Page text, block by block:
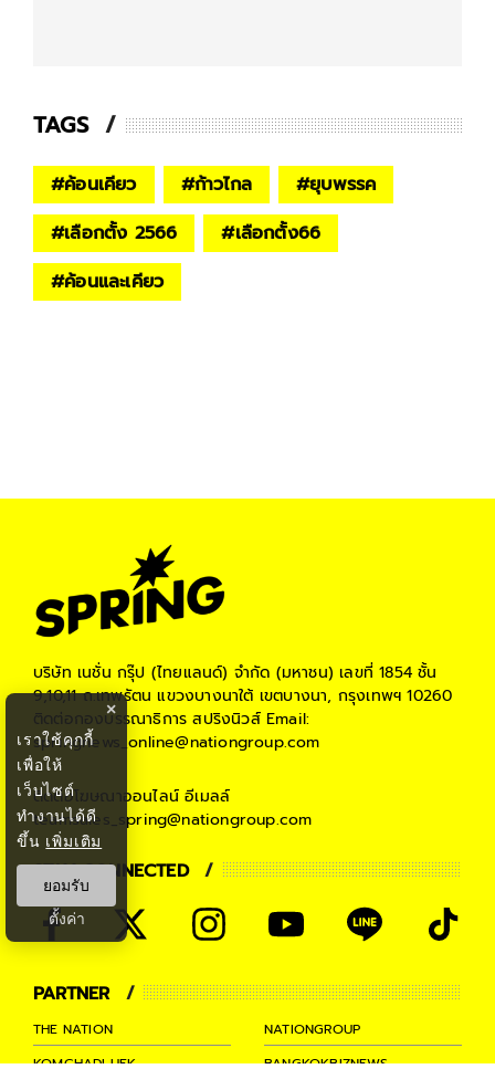
TAGS
#ค้อนเคียว #ก้าวไกล #ยุบพรรค
#เลือกตั้ง 2566 #เลือกตั้ง66
#ค้อนและเคียว
บริษัท เนชั่น กรุ๊ป (ไทยแลนด์) จำกัด (มหาชน) เลขที่ 1854 ชั้น
9,10,11 ถ.เทพรัตน แขวงบางนาใต้ เขตบางนา, กรุงเทพฯ 10260
ติดต่อกองบรรณาธิการ สปริงนิวส์Email:
springnews_online@nationgroup.com
ติดต่อโฆษณาออนไลน์ อีเมลล์
teamsales_spring@nationgroup.com
STAY CONNECTED
PARTNER
THE NATION
NATIONGROUP
KOMCHADLUEK
BANGKOKBIZNEWS
×
เราใช้คุกกี้
เพื่อให้
เว็บไซต์
ทำงานได้ดี
ขึ้น เพิ่มเติม
ยอมรับ
ตั้งค่า